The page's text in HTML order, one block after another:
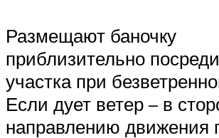
Размещают баночку
приблизительно
участка при
Если дует ветер – в
направлению движения